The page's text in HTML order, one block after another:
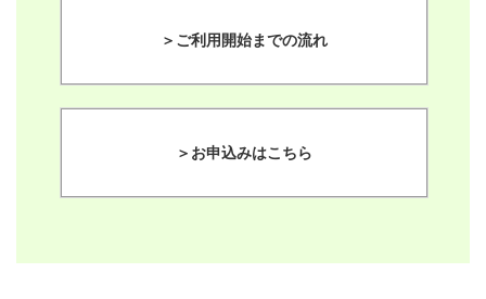
＞ご利用開始までの流れ
＞お申込みはこちら